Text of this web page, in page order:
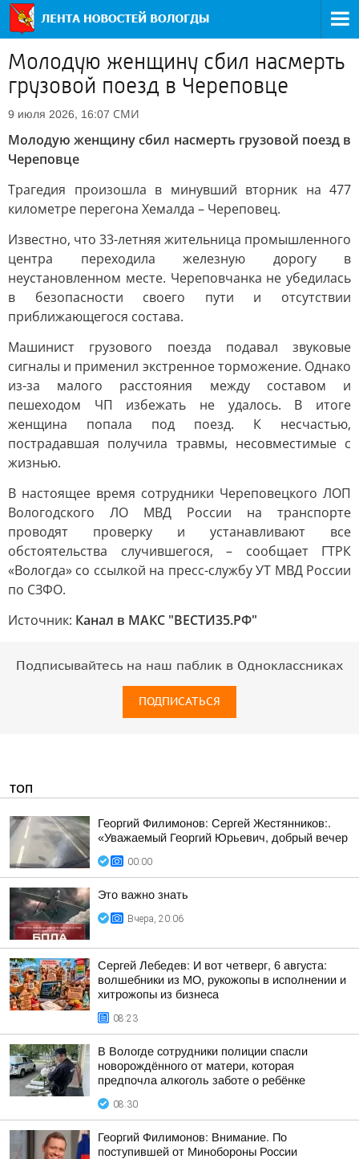
Молодую женщину сбил насмерть
грузовой поезд в Череповце
9 июля 2026, 16:07 СМИ
Молодую женщину сбил насмерть грузовой поезд в
Череповце
Трагедия произошла в минувший вторник на 477
километре перегона Хемалда – Череповец.
Известно, что 33-летняя жительница промышленного
центра переходила железную дорогу в
неустановленном месте. Череповчанка не убедилась
в безопасности своего пути и отсутствии
приближающегося состава.
Машинист грузового поезда подавал звуковые
сигналы и применил экстренное торможение. Однако
из-за малого расстояния между составом и
пешеходом ЧП избежать не удалось. В итоге
женщина попала под поезд. К несчастью,
пострадавшая получила травмы, несовместимые с
жизнью.
В настоящее время сотрудники Череповецкого ЛОП
Вологодского ЛО МВД России на транспорте
проводят проверку и устанавливают все
обстоятельства случившегося, – сообщает ГТРК
«Вологда» со ссылкой на пресс-службу УТ МВД России
по СЗФО.
Источник: Канал в МАКС "ВЕСТИ35.РФ"
Подписывайтесь на наш паблик в Одноклассниках
ПОДПИСАТЬСЯ
ТОП
Георгий Филимонов: Сергей Жестянников:.
«Уважаемый Георгий Юрьевич, добрый вечер
00:00
Это важно знать
Вчера, 20:06
Сергей Лебедев: И вот четверг, 6 августа:
волшебники из МО, рукожопы в исполнении и
хитрожопы из бизнеса
08:23
В Вологде сотрудники полиции спасли
новорождённого от матери, которая
предпочла алкоголь заботе о ребёнке
08:30
Георгий Филимонов: Внимание. По
поступившей от Минобороны России